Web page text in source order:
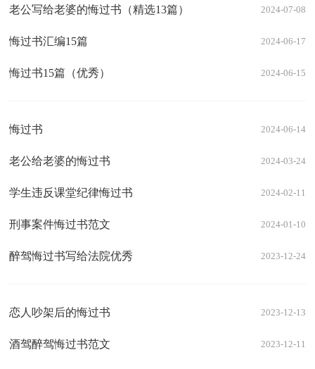
老公写给老婆的悔过书（精选13篇） 2024-07-08
悔过书汇编15篇 2024-06-17
悔过书15篇（优秀） 2024-06-15
悔过书 2024-06-14
老公给老婆的悔过书 2024-03-24
学生违反课堂纪律悔过书 2024-02-11
刑事案件悔过书范文 2024-01-10
醉驾悔过书写给法院优秀 2023-12-24
恋人吵架后的悔过书 2023-12-13
酒驾醉驾悔过书范文 2023-12-11